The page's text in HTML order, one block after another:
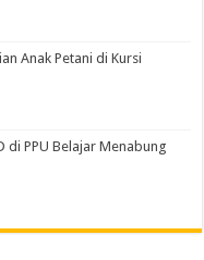
Anak Petani di Kursi
di PPU Belajar Menabung